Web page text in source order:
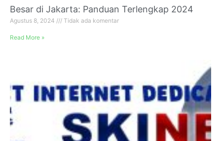
Besar di Jakarta: Panduan Terlengkap 2024
Agustus 8, 2024 Tidak ada komentar
Read More »